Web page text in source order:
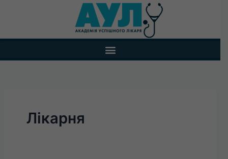
Лікарня